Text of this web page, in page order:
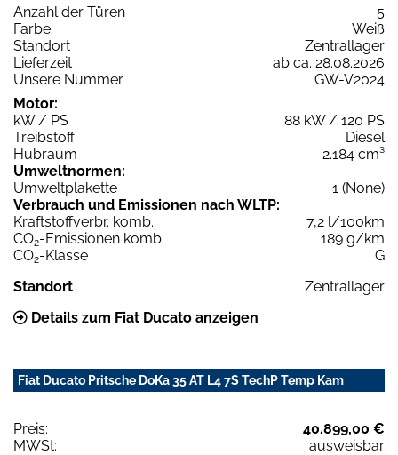
Anzahl der Türen
5
Farbe
Weiß
Standort
Zentrallager
Lieferzeit
ab ca. 28.08.2026
Unsere Nummer
GW-V2024
Motor:
kW / PS
88 kW / 120 PS
Treibstoff
Diesel
Hubraum
2.184 cm³
Umweltnormen:
Umweltplakette
1 (None)
Verbrauch und Emissionen nach WLTP:
Kraftstoffverbr. komb.
7,2 l/100km
CO2-Emissionen komb.
189 g/km
CO2-Klasse
G
Standort
Zentrallager
Details zum Fiat Ducato anzeigen
Fiat Ducato Pritsche DoKa 35 AT L4 7S TechP Temp Kam
Preis:
40.899,00 €
MWSt:
ausweisbar